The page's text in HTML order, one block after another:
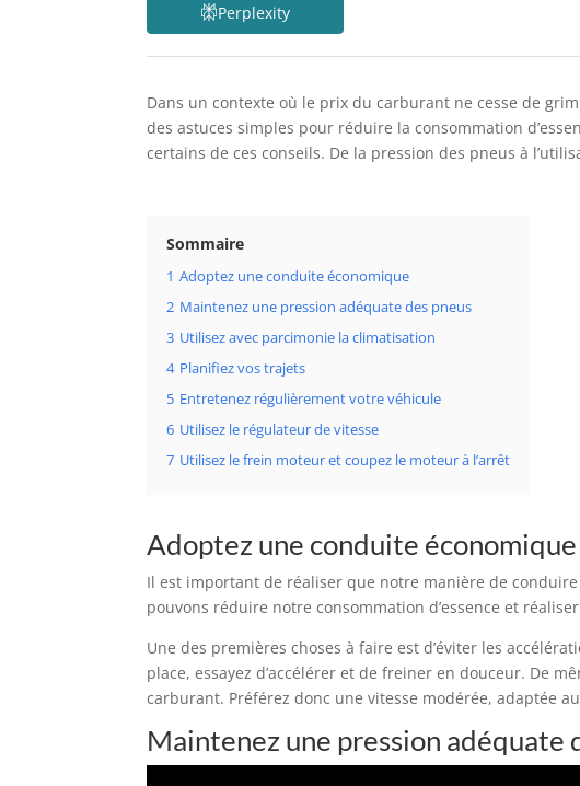
Perplexity
Dans un contexte où le prix du carburant ne cesse de
des astuces simples pour réduire la consommation
certains de ces conseils. De la pression des pneus à
Sommaire
1 Adoptez une conduite économique
2 Maintenez une pression adéquate des pneus
3 Utilisez avec parcimonie la climatisation
4 Planifiez vos trajets
5 Entretenez régulièrement votre véhicule
6 Utilisez le régulateur de vitesse
7 Utilisez le frein moteur et coupez le moteur à l’arrêt
Adoptez une conduite économique
Il est important de réaliser que notre manière de
pouvons réduire notre consommation d’essence et
Une des premières choses à faire est d’éviter les
place, essayez d’accélérer et de freiner en douceur. De
carburant. Préférez donc une vitesse modérée, adaptée
Maintenez une pression adéquate